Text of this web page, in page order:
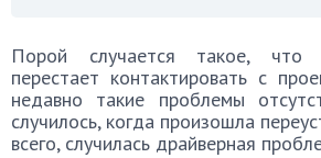
Порой случается такое, что
перестает контактировать с
недавно такие проблемы
случилось, когда произошла
всего, случилась драйверная